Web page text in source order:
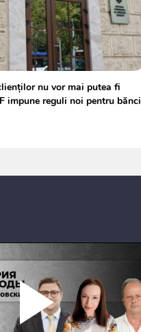
nu vor mai putea fi
impune reguli noi pentru bănci